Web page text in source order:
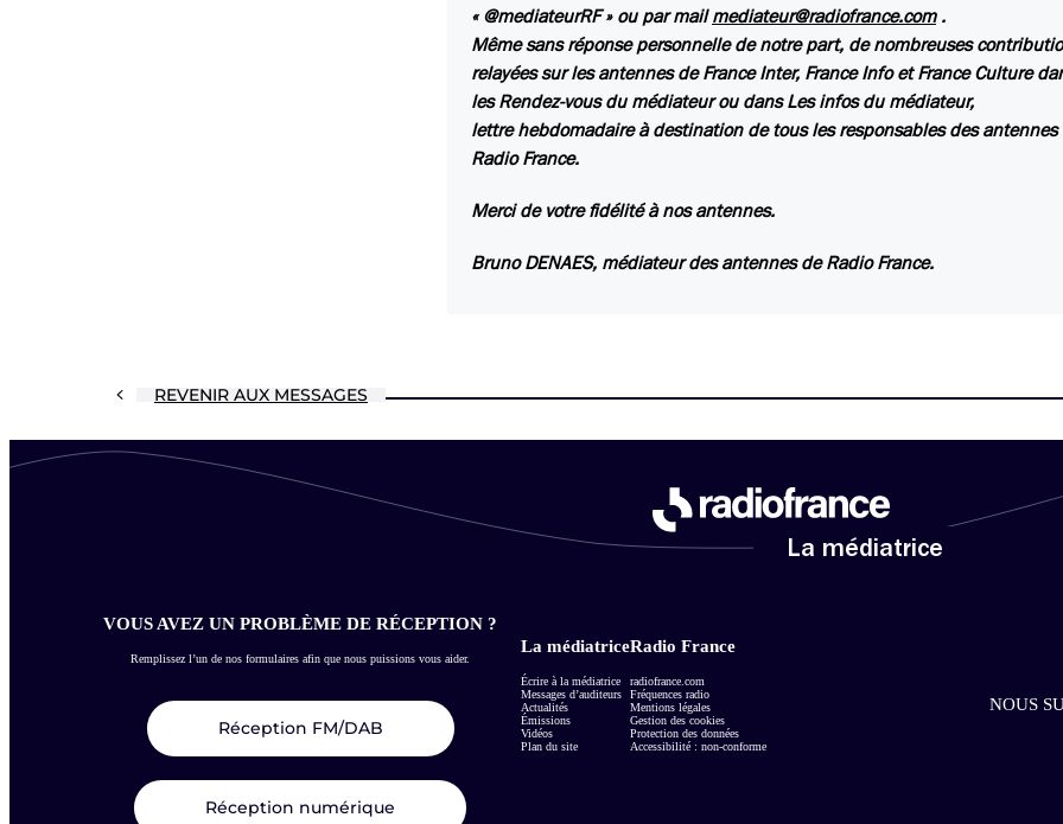
« @mediateurRF » ou par mailmediateur@radiofrance.com.
Même sans réponse personnelle de notre part, de nombreuses
relayées sur les antennes de France Inter, France Info et France Culture
lesRendez-vous du médiateurou dansLes infos du médiateur,
lettre hebdomadaire à destination de tous les responsables des antennes
Radio France.
Merci de votre fidélité à nos antennes.
Bruno DENAES, médiateur des antennes de Radio France.
REVENIR AUX MESSAGES
La médiatrice
VOUS AVEZ UN PROBLÈME DE RÉCEPTION ?
Remplissez l’un de nos formulaires afin que nous puissions vous aider.
Réception FM/DAB
Réception numérique
La médiatrice
Écrire à la médiatrice
Messages d’auditeurs
Actualités
Émissions
Vidéos
Plan du site
Radio France
radiofrance.com
Fréquences radio
Mentions légales
Gestion des cookies
Protection des données
Accessibilité : non-conforme
NOUS